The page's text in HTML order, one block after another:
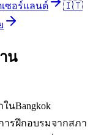
เซอร์แลนด์
🇮🇹
น
นBangkok
ารฝึกอบรมจากสภา